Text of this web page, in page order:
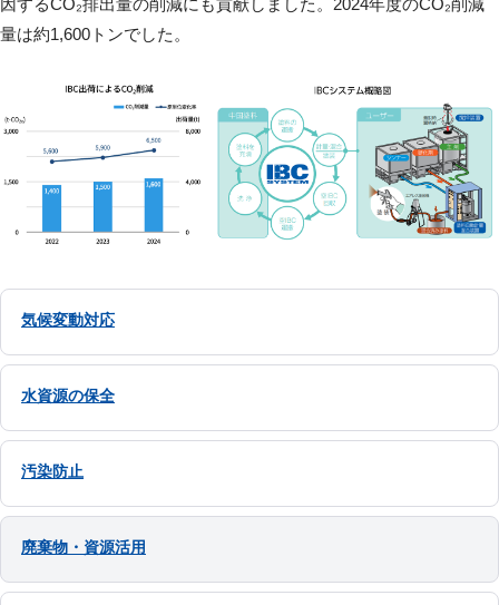
因するCO₂排出量の削減にも貢献しました。2024年度のCO₂削減
量は約1,600トンでした。
気候変動対応
水資源の保全
汚染防止
廃棄物・資源活用